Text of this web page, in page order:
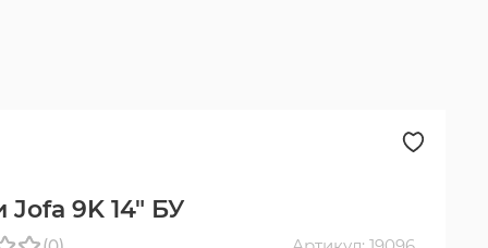
9K 14" БУ